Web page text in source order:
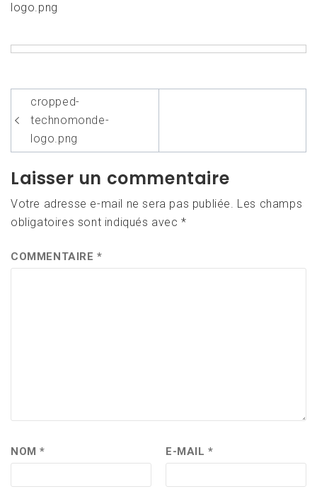
logo.png
Navigation
de
l’article
cropped-
technomonde-
logo.png
Laisser un commentaire
Votre adresse e-mail ne sera pas publiée. Les champs
obligatoires sont indiqués avec*
COMMENTAIRE*
NOM* E-MAIL*